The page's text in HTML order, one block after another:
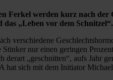
Ferkel werden kurz nach
„Leben vor dem Schnitzel“.
verschiedene
nur einen geringen
„geschnitten“, aufs Jahr
sich mit dem Initiator